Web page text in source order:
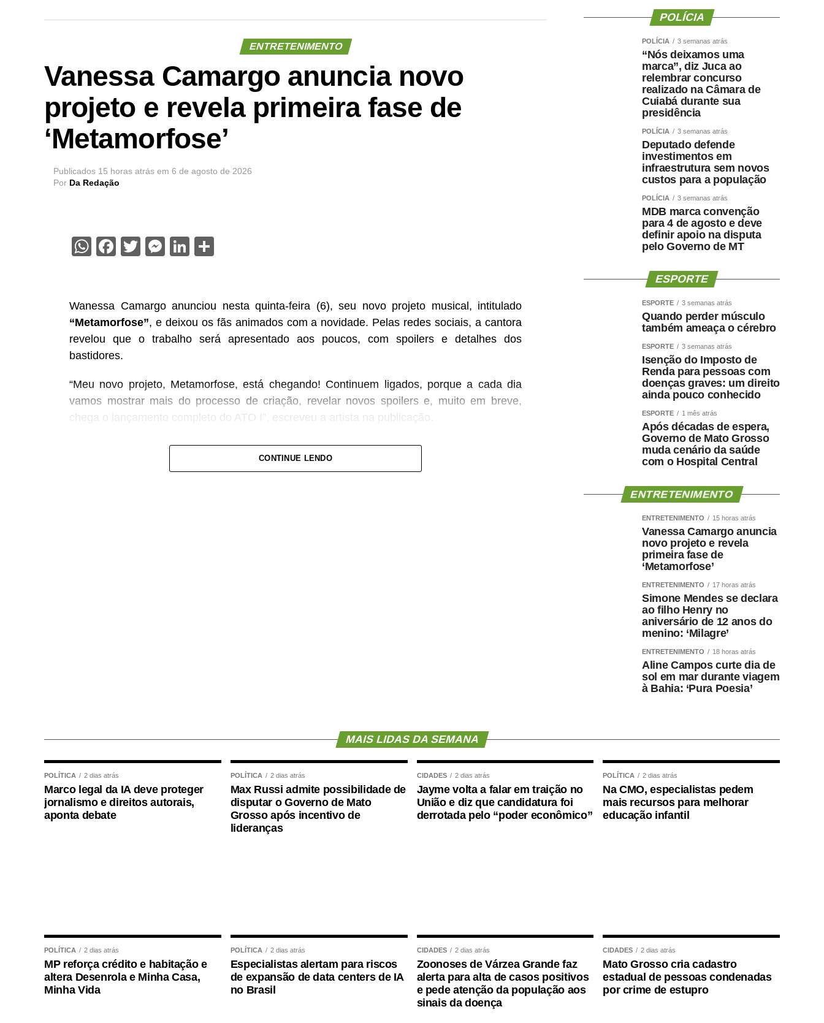
ENTRETENIMENTO
Vanessa Camargo anuncia novo
projeto e revela primeira fase de
‘Metamorfose’
Publicados 15 horas atrás em 6 de agosto de 2026
Por Da Redação
WhatsApp
Facebook
TwitterMessenger
LinkedIn
Wanessa Camargo anunciou nesta quinta-feira (6), seu novo projeto musical, intitulado
“Metamorfose”, e deixou os fãs animados com a novidade. Pelas redes sociais, a cantora
revelou que o trabalho será apresentado aos poucos, com spoilers e detalhes dos
bastidores.
“Meu novo projeto, Metamorfose, está chegando! Continuem ligados, porque a cada dia
vamos mostrar mais do processo de criação, revelar novos spoilers e, muito em breve,
chega o lançamento completo do ATO I”, escreveu a artista na publicação.
A cantora ainda convidou o público a acompanhar essa nova fase da carreira e marcou o
#Metamorfose, prometendo novidades nos próximos
CONTINUE LENDO
POLÍCIA
POLÍCIA 3 semanas atrás
“Nós deixamos uma
marca”, diz Juca ao
relembrar concurso
realizado na Câmara de
Cuiabá durante sua
presidência
POLÍCIA 3 semanas atrás
Deputado defende
investimentos em
infraestrutura sem novos
custos para a população
POLÍCIA 3 semanas atrás
MDB marca convenção
para 4 de agosto e deve
definir apoio na disputa
pelo Governo de MT
ESPORTE
ESPORTE 3 semanas atrás
Quando perder músculo
também ameaça o cérebro
ESPORTE 3 semanas atrás
Isenção do Imposto de
Renda para pessoas com
doenças graves: um direito
ainda pouco conhecido
ESPORTE 1 mês atrás
Após décadas de espera,
Governo de Mato Grosso
muda cenário da saúde
com o Hospital Central
ENTRETENIMENTO
ENTRETENIMENTO 15 horas atrás
Vanessa Camargo anuncia
novo projeto e revela
primeira fase de
‘Metamorfose’
ENTRETENIMENTO 17 horas atrás
Simone Mendes se declara
ao filho Henry no
aniversário de 12 anos do
menino: ‘Milagre’
ENTRETENIMENTO 18 horas atrás
Aline Campos curte dia de
sol em mar durante viagem
à Bahia: ‘Pura Poesia’
MAIS LIDAS DA SEMANA
POLÍTICA 2 dias atrás
Marco legal da IA deve proteger
jornalismo e direitos autorais,
aponta debate
POLÍTICA 2 dias atrás
Max Russi admite possibilidade de
disputar o Governo de Mato
Grosso após incentivo de
lideranças
CIDADES 2 dias atrás
Jayme volta a falar em traição no
União e diz que candidatura foi
derrotada pelo “poder econômico”
POLÍTICA 2 dias atrás
Na CMO, especialistas pedem
mais recursos para melhorar
educação infantil
POLÍTICA 2 dias atrás
MP reforça crédito e habitação e
altera Desenrola e Minha Casa,
Minha Vida
POLÍTICA 2 dias atrás
Especialistas alertam para riscos
de expansão de data centers de IA
no Brasil
CIDADES 2 dias atrás
Zoonoses de Várzea Grande faz
alerta para alta de casos positivos
e pede atenção da população aos
sinais da doença
CIDADES 2 dias atrás
Mato Grosso cria cadastro
estadual de pessoas condenadas
por crime de estupro